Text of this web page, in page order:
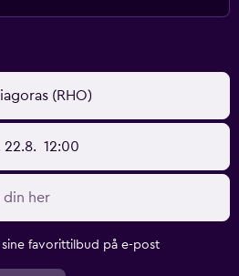
(RHO)
22.8. 12:00
favorittilbud på e-post